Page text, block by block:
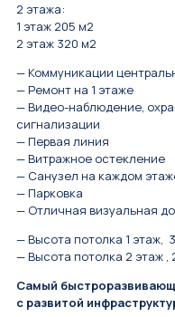
2 этажа:
1 этаж 205 м2
2 этаж 320 м2
— Коммуникации
— Ремонт на 1 этаже
— Видео-наблюдение,
сигнализации
— Первая линия
— Витражное остекление
— Санузел на каждом
— Парковка
— Отличная визуальная
— Высота потолка 1 этаж,
— Высота потолка 2 этаж ,
Самый
с развитой